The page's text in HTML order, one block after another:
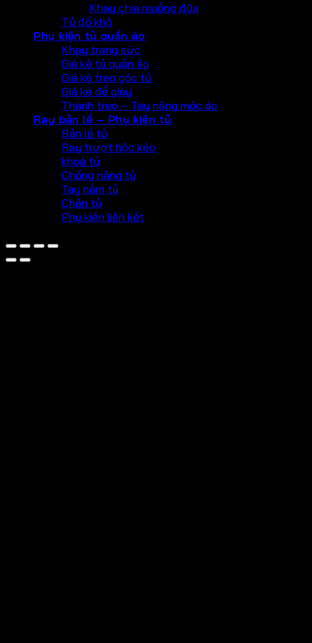
Khay chia muỗng đũa
Tủ đồ khô
Phụ kiện tủ quần áo
Khay trang sức
Giá kệ tủ quần áo
Giá kệ treo góc tủ
Giá kệ để giày
Thanh treo – Tay nâng móc áo
Ray bản lề – Phụ kiện tủ
Bản lề tủ
Ray trượt hộc kéo
khoá tủ
Chống nâng tủ
Tay nắm tủ
Chân tủ
Phụ kiện liên kết